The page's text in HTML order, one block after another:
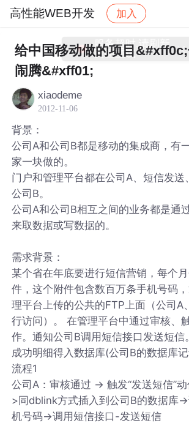
高性能WEB开发 加入
社区 高性能WEB开发 帖子详情
给中国移动做的项目
闹腾&#xff01;
xiaodeme
2012-11-06
背景：
公司A和公司B都是移动的集成商，有
家一块做的。
门户和管理平台都在公司A、短信发送
公司B。
公司A和公司B相互之间的业务都是通
来取数据或写数据的。
需求背景：
某个省在年底要进行短信营销，每个
件，这个附件包含数百万条手机号码
理平台上传的公共的FTP上面（公司A
行访问）。 在管理平台中通过审核、
作。通知公司B调用短信接口发送短信
成功明细得入数据库(公司B的数据库记
流程1
公司A：审核通过 -> 触发“发送短信”
>同dblink方式插入到公司B的数据库-
机号码->调用短信接口-发送短信